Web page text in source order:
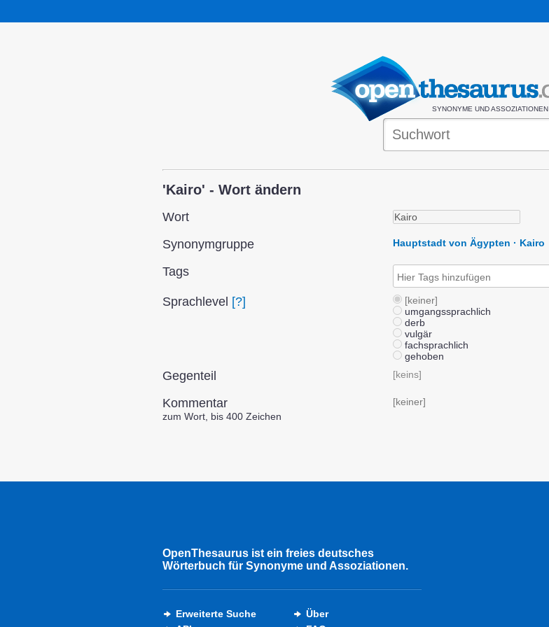
SYNONYME UND ASSOZIATIONEN
'Kairo' - Wort ändern
Wort
Synonym­gruppe
Hauptstadt von Ägypten · Kairo
Tags
Sprach­level [?]
[keiner]
umgangssprachlich
derb
vulgär
fachsprachlich
gehoben
Gegenteil [keins]
Kommentar
zum Wort, bis 400 Zeichen
[keiner]
OpenThesaurus ist ein freies deutsches
Wörterbuch für Synonyme und Assoziationen.
Erweiterte Suche
Über